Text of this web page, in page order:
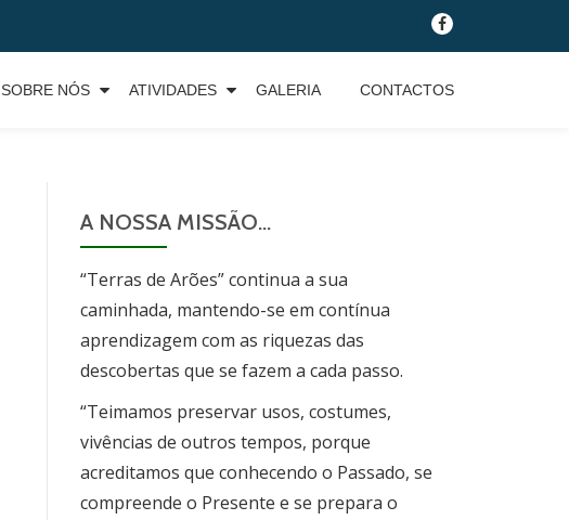
fa-
facebook
SOBRE NÓS ATIVIDADES GALERIA CONTACTOS
A NOSSA MISSÃO…
“Terras de Arões” continua a sua
caminhada, mantendo-se em contínua
aprendizagem com as riquezas das
descobertas que se fazem a cada passo.
“Teimamos preservar usos, costumes,
vivências de outros tempos, porque
acreditamos que conhecendo o Passado, se
compreende o Presente e se prepara o